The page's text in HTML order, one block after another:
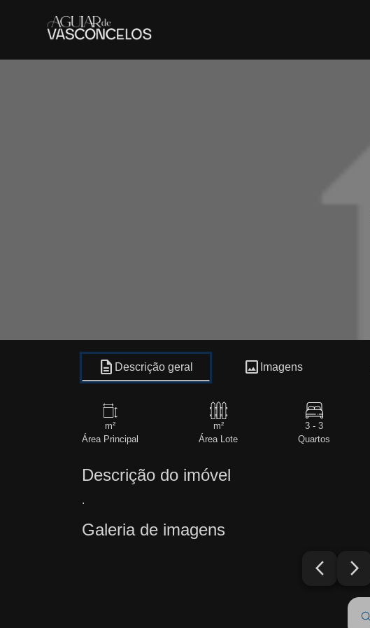
description Descrição geral image Imagens
m²
Área Principal
m²
Área Lote
3 - 3
Quartos
Descrição do imóvel
.
Galeria de imagens
arrow_back_ios_new arrow_forward_ios